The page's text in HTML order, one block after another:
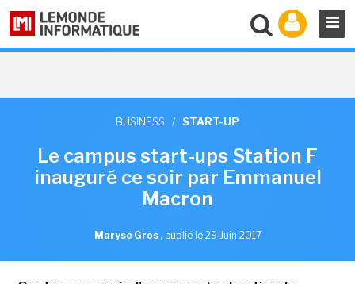
BUSINESS / START-UP
Le campus start-ups Station F
inauguré ce soir par Emmanuel
Macron
Maryse Gros , publié le 29 Juin 2017